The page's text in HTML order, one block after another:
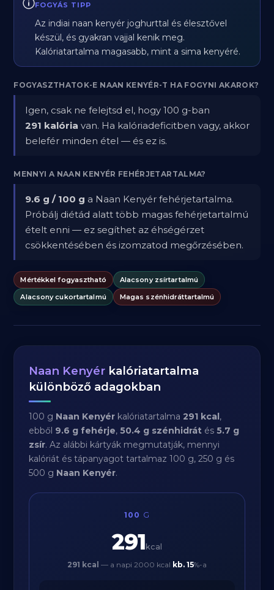
FOGYÁS TIPP
Az indiai naan kenyér joghurttal és élesztővel
készül, és gyakran vajjal kenik meg.
Kalóriatartalma magasabb, mint a sima kenyéré.
FOGYASZTHATOK-E NAAN KENYÉR-T HA FOGYNI AKAROK?
Igen, csak ne felejtsd el, hogy 100 g-ban
291 kalória van. Ha kalóriadeficitben vagy, akkor
belefér minden étel — és ez is.
MENNYI A NAAN KENYÉR FEHÉRJETARTALMA?
9.6 g / 100 g a Naan Kenyér fehérjetartalma.
Próbálj diétád alatt több magas fehérjetartalmú
ételt enni — ez segíthet az éhségérzet
csökkentésében és izomzatod megőrzésében.
Mértékkel fogyasztható
Alacsony zsírtartalmú
Alacsony cukortartalmú
Magas szénhidráttartalmú
Naan Kenyér kalóriatartalma
különböző adagokban
100 g Naan Kenyér kalóriatartalma291 kcal,
ebből 9.6 g fehérje,50.4 g szénhidrát és5.7 g
zsír. Az alábbi kártyák megmutatják, mennyi
kalóriát és tápanyagot tartalmaz 100 g, 250 g és
500 g Naan Kenyér.
100 G
291 kcal
291 kcal — a napi 2000 kcal kb. 15%-a